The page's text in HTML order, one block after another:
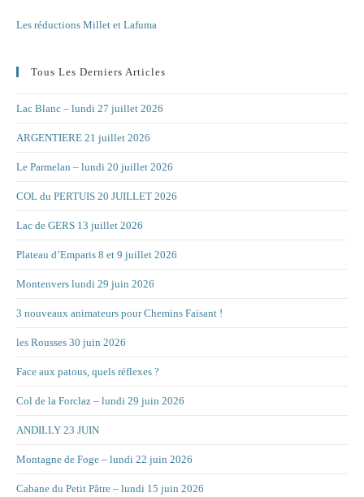
Les réductions Millet et Lafuma
Tous Les Derniers Articles
Lac Blanc – lundi 27 juillet 2026
ARGENTIERE 21 juillet 2026
Le Parmelan – lundi 20 juillet 2026
COL du PERTUIS 20 JUILLET 2026
Lac de GERS 13 juillet 2026
Plateau d’Emparis 8 et 9 juillet 2026
Montenvers lundi 29 juin 2026
3 nouveaux animateurs pour Chemins Faisant !
les Rousses 30 juin 2026
Face aux patous, quels réflexes ?
Col de la Forclaz – lundi 29 juin 2026
ANDILLY 23 JUIN
Montagne de Foge – lundi 22 juin 2026
Cabane du Petit Pâtre – lundi 15 juin 2026